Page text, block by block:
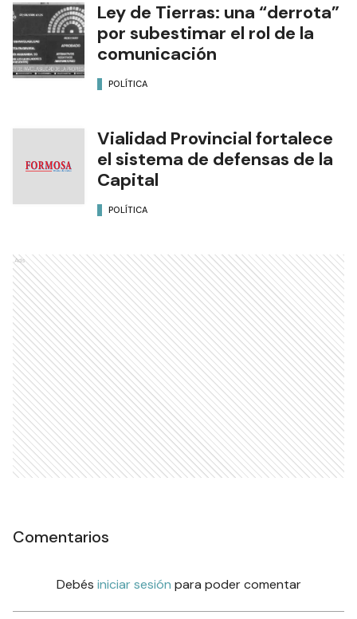
Ley de Tierras: una “derrota”
por subestimar el rol de la
comunicación
POLÍTICA
Vialidad Provincial fortalece
el sistema de defensas de la
Capital
POLÍTICA
Ads
Comentarios
Debés iniciar sesión para poder comentar